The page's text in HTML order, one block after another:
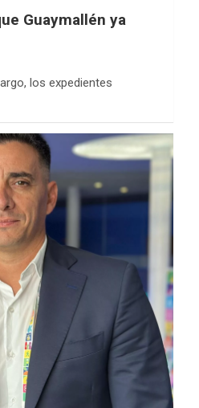
Guaymallén ya
los expedientes